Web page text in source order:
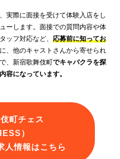
実際に面接を受けて体験入店をし
ーします。面接での質問内容や体
ッフ対応など、 応募前に知ってお
、他のキャストさんから寄せられ
、新宿歌舞伎町でキャバクラを探
容になっています。
町チェス
）
人情報はこちら